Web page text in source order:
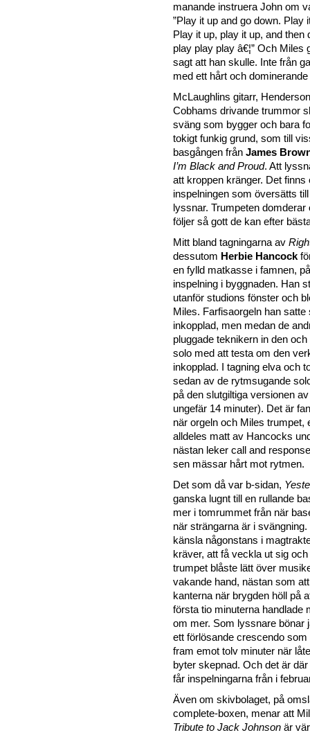
manande instruera John om
Play it up and go down. Play
Play it up, play it up, and then
play play play â€¦
Och Miles
sagt att han skulle. Inte från
med ett hårt och
McLaughlins gitarr,
Cobhams drivande trummor
sväng som bygger och bara
tokigt funkig grund, som till
basgången från James
I’m Black and Proud. Att
att kroppen kränger. Det finns
inspelningen som översätts
lyssnar. Trumpeten domderar
följer så gott de kan efter
Mitt bland tagningarna av
dessutom Herbie Hancock
en fylld matkasse i famnen,
inspelning i byggnaden. Han
utanför studions fönster och
Miles. Farfisaorgeln han satte
inkopplad, men medan de
pluggade teknikern in den
solo med att testa om den
inkopplad. I tagning elva och
sedan av de rytmsugande
på den slutgiltiga versionen
ungefär 14 minuter). Det är
när orgeln och Miles trumpet,
alldeles matt av Hancocks
nästan leker call and
sen mässar hårt mot rytmen.
Det som då var b-sidan,
ganska lugnt till en rullande
mer i tomrummet från när
när strängarna är i
känsla någonstans i
kräver, att få veckla ut sig
trumpet blåste lätt över
vakande hand, nästan som
kanterna när brygden höll på
första tio minuterna handlade
om mer. Som lyssnare bönar
ett förlösande crescendo
fram emot tolv minuter när
byter skepnad. Och det är
får inspelningarna från i
Även om skivbolaget, på
complete-boxen, menar att
Tribute to Jack Johnson är